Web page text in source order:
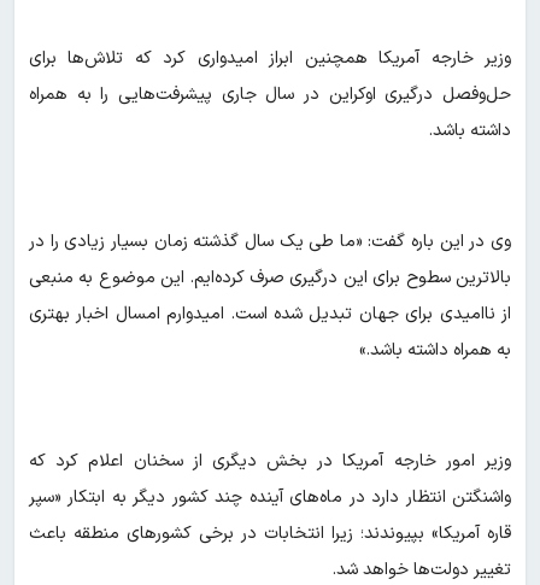
وزیر خارجه آمریکا همچنین ابراز امیدواری کرد که تلاش‌ها برای
حل‌وفصل درگیری اوکراین در سال جاری پیشرفت‌هایی را به همراه
داشته باشد.
وی در این باره گفت: «ما طی یک سال گذشته زمان بسیار زیادی را در
بالاترین سطوح برای این درگیری صرف کرده‌ایم. این موضوع به منبعی
از ناامیدی برای جهان تبدیل شده است. امیدوارم امسال اخبار بهتری
به همراه داشته باشد.»
وزیر امور خارجه آمریکا در بخش دیگری از سخنان اعلام کرد که
واشنگتن انتظار دارد در ماه‌های آینده چند کشور دیگر به ابتکار «سپر
قاره آمریکا» بپیوندند؛ زیرا انتخابات در برخی کشورهای منطقه باعث
تغییر دولت‌ها خواهد شد.